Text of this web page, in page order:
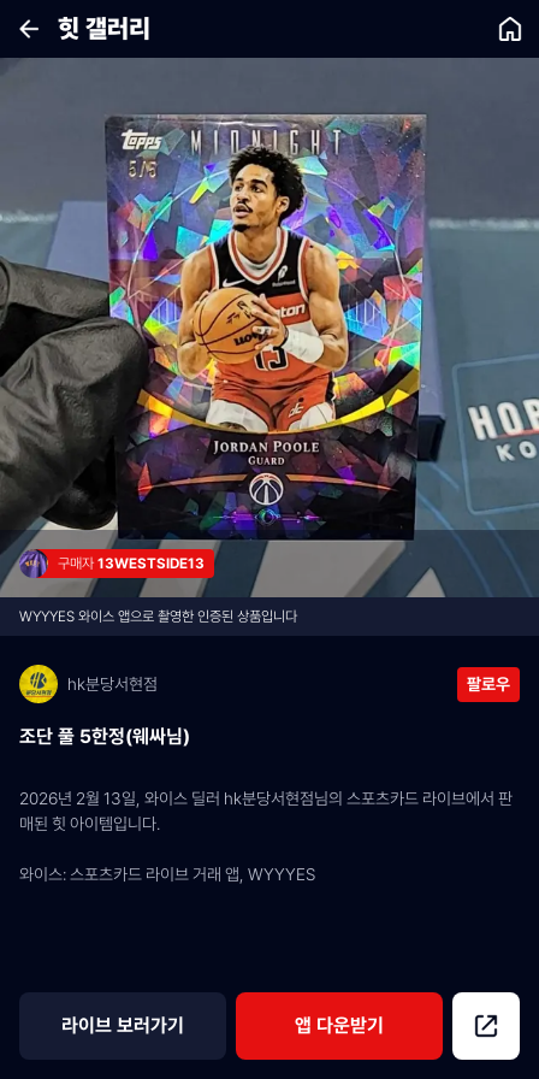
힛 갤러리
구매자 13WESTSIDE13
WYYYES 와이스 앱으로 촬영한 인증된 상품입니다
hk분당서현점 팔로우
조단 풀 5한정(웨싸님)
2026년 2월 13일, 와이스 딜러 hk분당서현점님의 스포츠카드 라이브에서 판
매된 힛 아이템입니다.
와이스: 스포츠카드 라이브 거래 앱, WYYYES
라이브 보러가기 앱 다운받기